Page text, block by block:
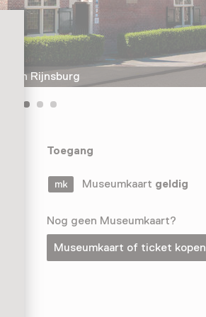
in Rijnsburg
Toegang
Museumkaart geldig
Nog geen Museumkaart?
Museumkaart of ticket kopen